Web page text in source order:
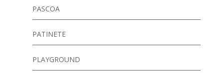
PASCOA
PATINETE
PLAYGROUND